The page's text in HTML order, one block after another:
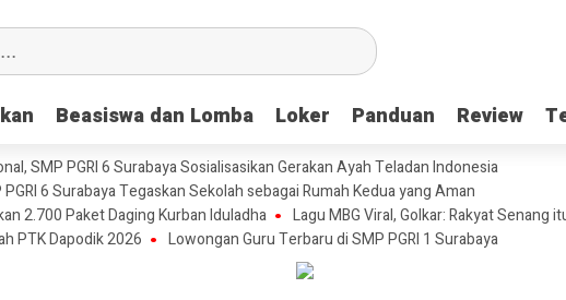
Beasiswa dan Lomba Loker Panduan Review
Beasiswa dan Lomba Loker Panduan Review
SMP PGRI 6 Surabaya Sosialisasikan Gerakan Ayah Teladan Indonesia
6 Surabaya Tegaskan Sekolah sebagai Rumah Kedua yang Aman
2.700 Paket Daging Kurban Iduladha
Lagu MBG Viral, Golkar: Rakyat Senang
PTK Dapodik 2026
Lowongan Guru Terbaru di SMP PGRI 1 Surabaya